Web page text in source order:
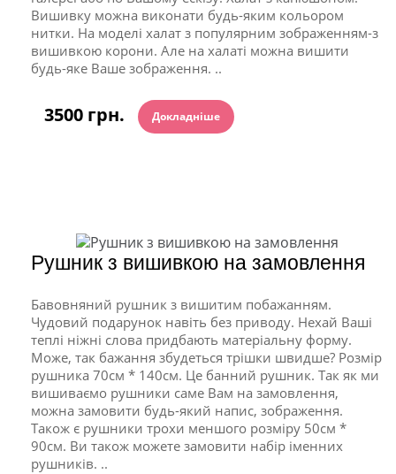
Вишивку можна виконати будь-яким кольором
нитки. На моделі халат з популярним зображенням-з
вишивкою корони. Але на халаті можна вишити
будь-яке Ваше зображення. ..
3500 грн. Докладніше
Рушник з вишивкою на замовлення
Бавовняний рушник з вишитим побажанням.
Чудовий подарунок навіть без приводу. Нехай Ваші
теплі ніжні слова придбають матеріальну форму.
Може, так бажання збудеться трішки швидше? Розмір
рушника 70см * 140см. Це банний рушник. Так як ми
вишиваємо рушники саме Вам на замовлення,
можна замовити будь-який напис, зображення.
Також є рушники трохи меншого розміру 50см *
90см. Ви також можете замовити набір іменних
рушників. ..